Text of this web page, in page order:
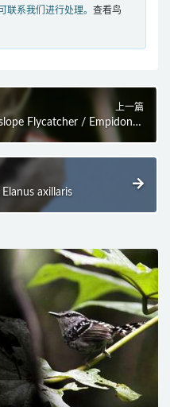
联系我们进行处理。 查看鸟
上一篇
Flycatcher / Empidonax
difficilis
axillaris